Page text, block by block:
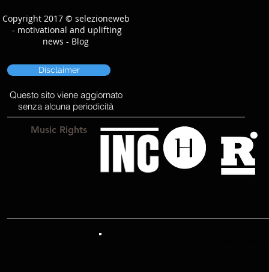
Copyright 2017 © selezioneweb
- motivational and uplifting
news - Blog
Disclaimer
Questo sito viene aggiornato
senza alcuna periodicità
Music Rights